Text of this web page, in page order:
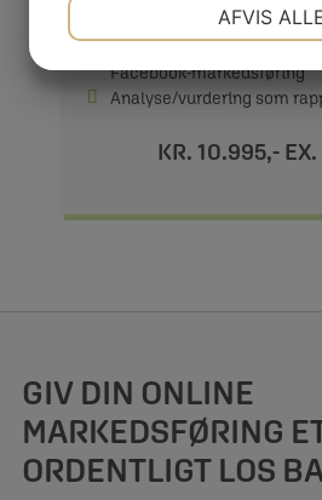
Indhold som i
3 timers rådgivning i
Facebook-markedsføring
Analyse/vurdering som
KR. 10.995,- EX.
GIV DIN ONLINE
MARKEDSFØRING
ORDENTLIGT LOS
MARKETING
AFVIS